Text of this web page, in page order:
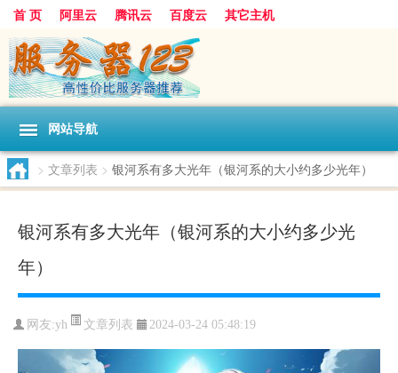
首 页 阿里云 腾讯云 百度云 其它主机
网站导航
> 文章列表 > 银河系有多大光年（银河系的大小约多少光年）
银河系有多大光年（银河系的大小约多少光
年）
网友:yh 文章列表 2024-03-24 05:48:19